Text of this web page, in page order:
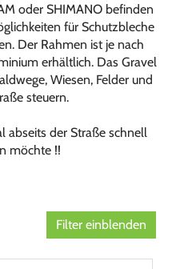
oder SHIMANO befinden
für Schutzbleche
Der Rahmen ist je nach
erhältlich. Das Gravel
Wiesen, Felder und
steuern.
abseits der Straße schnell
möchte !!
Filter einblenden